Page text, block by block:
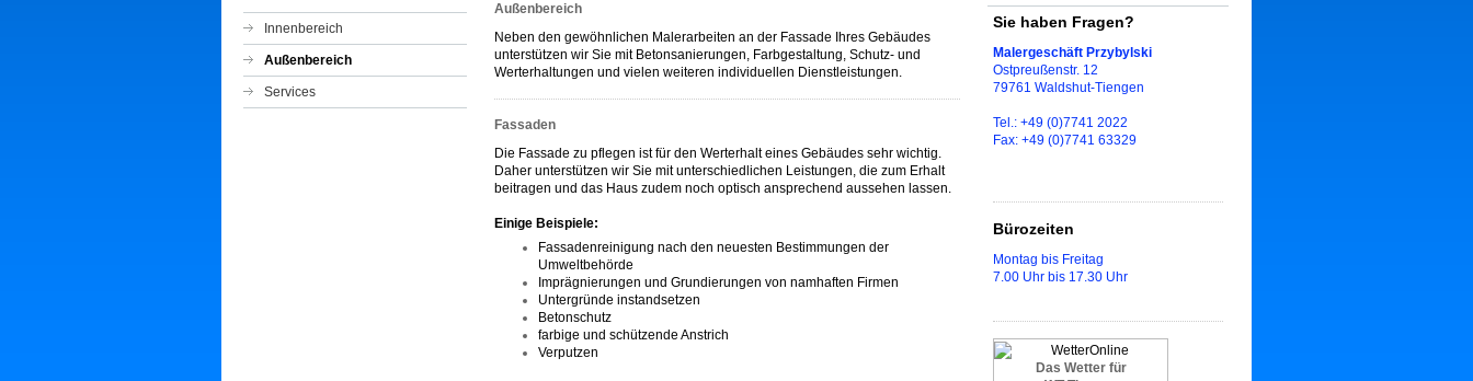
Innenbereich
Außenbereich
Services
Außenbereich
Neben den gewöhnlichen Malerarbeiten an der Fassade Ihres Gebäudes
unterstützen wir Sie mit Betonsanierungen, Farbgestaltung, Schutz- und
Werterhaltungen und vielen weiteren individuellen Dienstleistungen.
Fassaden
Die Fassade zu pflegen ist für den Werterhalt eines Gebäudes sehr wichtig.
Daher unterstützen wir Sie mit unterschiedlichen Leistungen, die zum Erhalt
beitragen und das Haus zudem noch optisch ansprechend aussehen lassen.
Einige Beispiele:
Fassadenreinigung nach den neuesten Bestimmungen der
Umweltbehörde
Imprägnierungen und Grundierungen von namhaften Firmen
Untergründe instandsetzen
Betonschutz
farbige und schützende Anstrich
Verputzen
Sie haben Fragen?
Malergeschäft Przybylski
Ostpreußenstr. 12
79761 Waldshut-Tiengen
Tel.: +49 (0)7741 2022
Fax: +49 (0)7741 63329
Bürozeiten
Montag bis Freitag
7.00 Uhr bis 17.30 Uhr
Das Wetter für